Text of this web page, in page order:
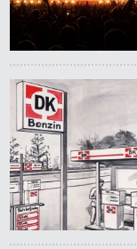
13 kr.
1/2 kg skæreost